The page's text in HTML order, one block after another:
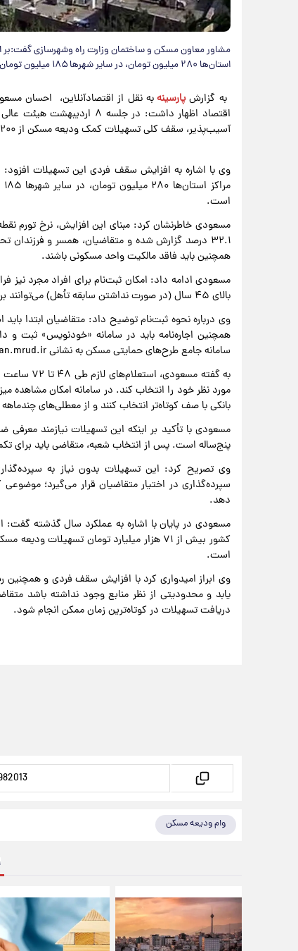
استان‌ها ۲۸۰ میلیون تومان، در سایر شهرها ۱۸۵ میلیون تومان و در مناطق روستایی ۷۵ میلیون تومان تعیین شده است.
به گزارش پارسینهبه نقل از اقتصادآنلاین، احسان
اقتصاد اظهار داشت: در
آسیب‌پذیر، سقف کلی تسهیلات کمک ودیعه مسکن از ۲۰۰ هزار میلیارد تومان به ۳۰۰ هزار میلیارد تومان افزایش یافت
است.
همچنین باید فاقد مالکیت واحد مسکونی باشند.
بالای ۴۵ سال (در صورت نداشتن سابقه تأهل) می‌توانند برای دریافت این تسهیلات اقدام کنند.
وی درباره نحوه ثبت‌نام توضیح داد: متقاضیان ابتدا
همچنین اجاره‌نامه باید در سامانه «خودنویس» ثبت و
سامانه جامع طرح‌های حمایتی مسکن به نشانی saman.mrud.ir ثبت‌نام و مدارک خود را بارگذاری کنند.
به گفته
مورد نظر خود را انتخاب کند. در سامانه امکان مشاهده
بانکی با صف کوتاه‌تر انتخاب کنند و از معطلی‌های
پنج‌ساله است. پس از انتخاب شعبه، متقاضی باید برای
وی تصریح کرد: این تسهیلات بدون نیاز به
سپرده‌گذاری در اختیار متقاضیان قرار می‌گیرد؛
دهد.
است.
وی ابراز امیدواری کرد با افزایش سقف فردی و
یابد و محدودیتی از نظر منابع وجود نداشته باشد
دریافت تسهیلات در کوتاه‌ترین زمان ممکن انجام شود.
وام ودیعه مسکن